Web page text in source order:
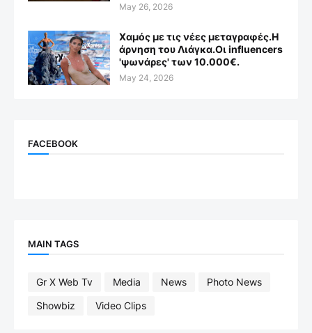
May 26, 2026
Χαμός με τις νέες μεταγραφές.Η
άρνηση του Λιάγκα.Οι influencers
'ψωνάρες' των 10.000€.
May 24, 2026
FACEBOOK
MAIN TAGS
Gr X Web Tv Media News
Photo News
Showbiz
Video Clips